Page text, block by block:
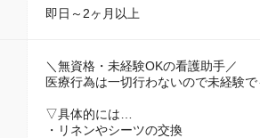
即日～2ヶ月以上
＼無資格・未経験OKの看護助手／
医療行為は一切行わないので未経験で
▽具体的には…
・リネンやシーツの交換